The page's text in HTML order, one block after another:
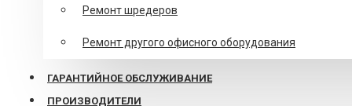
Ремонт шредеров
Ремонт другого офисного оборудования
ГАРАНТИЙНОЕ ОБСЛУЖИВАНИЕ
ПРОИЗВОДИТЕЛИ